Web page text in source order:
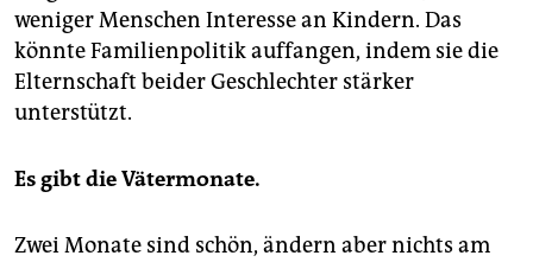
weniger Menschen Interesse an Kindern. Das
könnte Familienpolitik auffangen, indem sie die
Elternschaft beider Geschlechter stärker
unterstützt.
Es gibt die Vätermonate.
Zwei Monate sind schön, ändern aber nichts am